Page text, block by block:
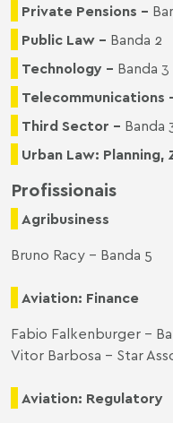
Private Pensions -
Public Law - Banda 2
Technology - Banda 3
Telecommunications
Third Sector - Banda
Urban Law: Planning,
Profissionais
Agribusiness
Bruno Racy – Banda 5
Aviation: Finance
Fabio Falkenburger –
Vitor Barbosa – Star
Aviation: Regulatory